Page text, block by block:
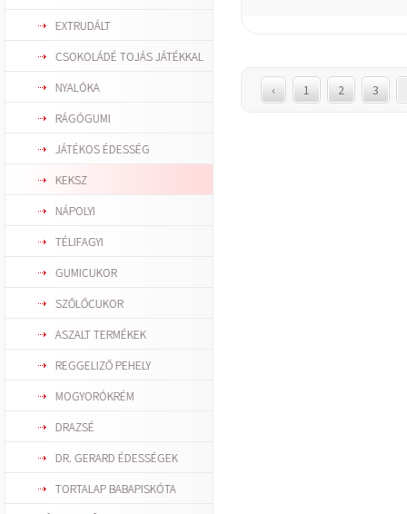
EXTRUDÁLT
CSOKOLÁDÉ TOJÁS JÁTÉKKAL
NYALÓKA
RÁGÓGUMI
JÁTÉKOS ÉDESSÉG
KEKSZ
NÁPOLYI
TÉLIFAGYI
GUMICUKOR
SZŐLŐCUKOR
ASZALT TERMÉKEK
REGGELIZŐ PEHELY
MOGYORÓKRÉM
DRAZSÉ
DR. GERARD ÉDESSÉGEK
TORTALAP BABAPISKÓTA
‹ 1 2 3